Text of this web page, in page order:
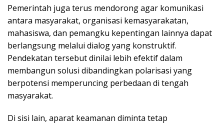
Pemerintah juga terus mendorong agar komunikasi
antara masyarakat, organisasi kemasyarakatan,
mahasiswa, dan pemangku kepentingan lainnya dapat
berlangsung melalui dialog yang konstruktif.
Pendekatan tersebut dinilai lebih efektif dalam
membangun solusi dibandingkan polarisasi yang
berpotensi memperuncing perbedaan di tengah
masyarakat.
Di sisi lain, aparat keamanan diminta tetap